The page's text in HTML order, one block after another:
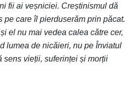
fii ai veșniciei. Creștinismul dă
pe care îl pierduserăm prin păcat.
el nu mai vedea calea către cer,
lumea de nicăieri, nu pe Înviatul
sens vieții, suferinței și morții